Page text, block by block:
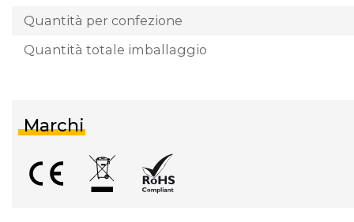
Quantità per confezione
Quantità totale imballaggio
Marchi